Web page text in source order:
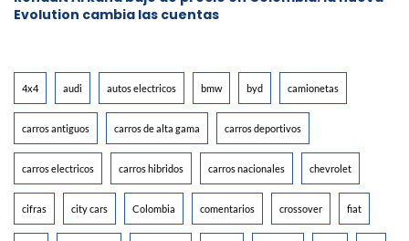
Evolution cambia las cuentas
4x4 audi autos electricos bmw byd camionetas
carros antiguos carros de alta gama carros deportivos
carros electricos carros hibridos carros nacionales chevrolet
cifras city cars Colombia comentarios crossover fiat